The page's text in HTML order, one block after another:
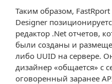
Таким образом,
Designer
редактор .Net отчетов,
были созданы и
либо UUID на сервере.
дизайнер «общается» с
оговоренный заранее